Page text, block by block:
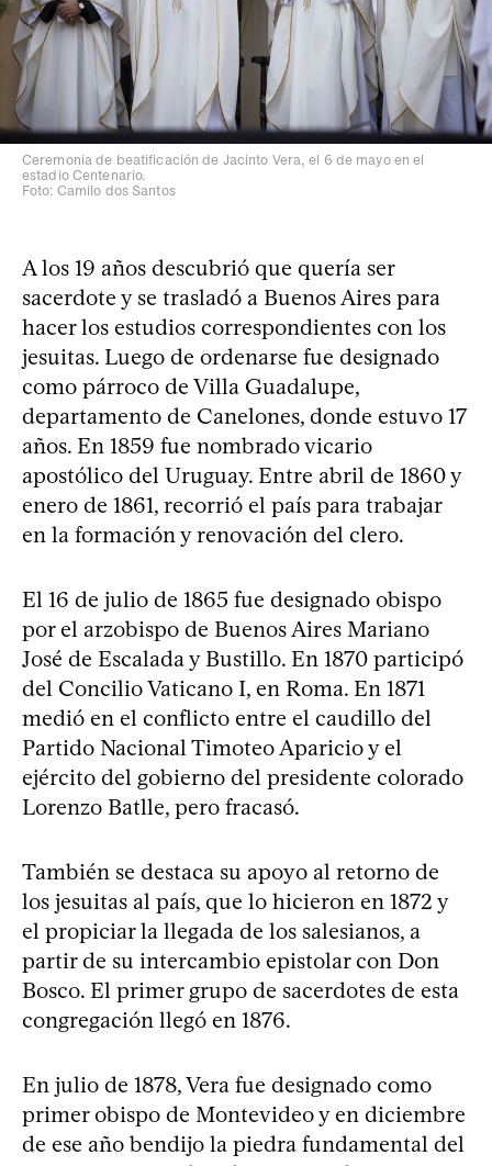
Ceremonia de beatificación de Jacinto Vera, el 6 de mayo en el
estadio Centenario.
Foto: Camilo dos Santos
A los 19 años descubrió que quería ser
sacerdote y se trasladó a Buenos Aires para
hacer los estudios correspondientes con los
jesuitas. Luego de ordenarse fue designado
como párroco de Villa Guadalupe,
departamento de Canelones, donde estuvo 17
años. En 1859 fue nombrado vicario
apostólico del Uruguay. Entre abril de 1860 y
enero de 1861, recorrió el país para trabajar
en la formación y renovación del clero.
El 16 de julio de 1865 fue designado obispo
por el arzobispo de Buenos Aires Mariano
José de Escalada y Bustillo. En 1870 participó
del Concilio Vaticano I, en Roma. En 1871
medió en el conflicto entre el caudillo del
Partido Nacional Timoteo Aparicio y el
ejército del gobierno del presidente colorado
Lorenzo Batlle, pero fracasó.
También se destaca su apoyo al retorno de
los jesuitas al país, que lo hicieron en 1872 y
el propiciar la llegada de los salesianos, a
partir de su intercambio epistolar con Don
Bosco. El primer grupo de sacerdotes de esta
congregación llegó en 1876.
En julio de 1878, Vera fue designado como
primer obispo de Montevideo y en diciembre
de ese año bendijo la piedra fundamental del